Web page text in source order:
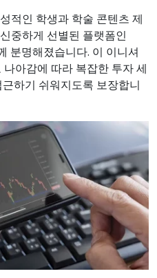
적인 학생과 학술 콘텐츠 제
중하게 선별된 플랫폼인
분명해졌습니다. 이 이니셔
아감에 따라 복잡한 투자 세
하기 쉬워지도록 보장합니